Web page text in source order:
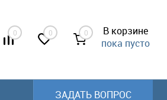
0 0 0
В корзине
пока пусто
ЗАДАТЬ ВОПРОС